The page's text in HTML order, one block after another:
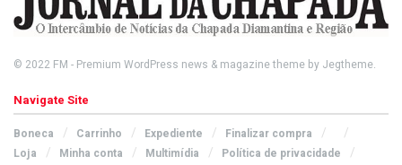
© 2022 FM - Premium WordPress news & magazine theme by Jegtheme.
Navigate Site
Boneca Carrinho Expediente
Finalizar compra
Loja
Minha conta Multimídia
Política de privacidade